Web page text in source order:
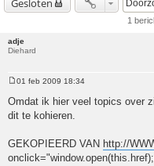
Gesloten
1
adje
Diehard
01 feb 2009 18:34
Omdat ik hier veel topics over
dit te kohieren.
GEKOPIEERD VAN http://